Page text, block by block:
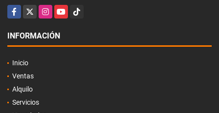
Facebook
X InstagramYouTubeTikTok
INFORMACIÓN
Inicio
Ventas
Alquilo
Servicios